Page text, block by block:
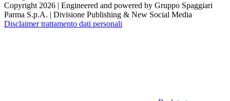
Copyright 2026 | Engineered and powered by Gruppo Spaggiari
Parma S.p.A. | Divisione Publishing & New Social Media
Disclaimer trattamento dati personali